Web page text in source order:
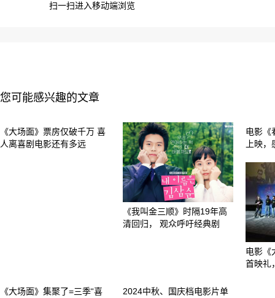
扫一扫进入移动端浏览
您可能感兴趣的文章
《大场面》票房仅破千万 喜
人离喜剧电影还有多远
《我叫金三顺》时隔19年高
清回归， 观众呼吁经典剧
电影《
上映
电影《
首映礼
《大场面》集聚了=三季“喜
2024中秋、国庆档电影片单